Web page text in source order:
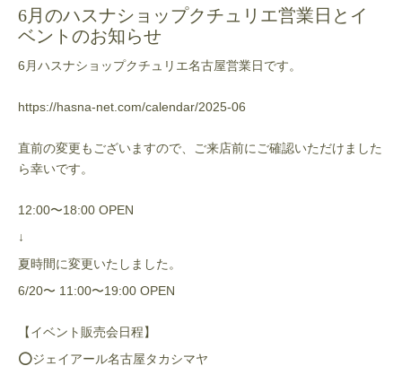
6月のハスナショップクチュリエ営業日とイ
ベントのお知らせ
6月ハスナショップクチュリエ名古屋営業日です。
https://hasna-net.com/calendar/2025-06
直前の変更もございますので、ご来店前にご確認いただけました
ら幸いです。
12:00〜18:00 OPEN
↓
夏時間に変更いたしました。
6/20〜 11:00〜19:00 OPEN
【イベント販売会日程】
⭕️ジェイアール名古屋タカシマヤ